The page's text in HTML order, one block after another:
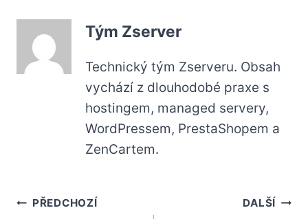
Tým Zserver
Technický tým Zserveru. Obsah
vychází z dlouhodobé praxe s
hostingem, managed servery,
WordPressem, PrestaShopem a
ZenCartem.
Navigace
PŘEDCHOZÍ DALŠÍ